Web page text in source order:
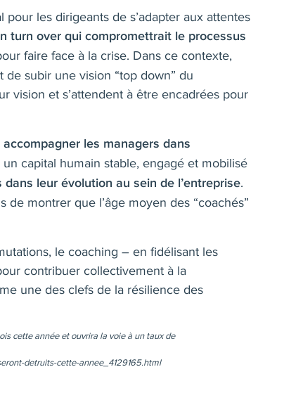
les dirigeants de s’adapter aux attentes
turn over qui compromettrait le processus
faire face à la crise. Dans ce contexte,
de subir une vision “top down” du
vision et s’attendent à être encadrées pour
accompagner les managers dans
capital humain stable, engagé et mobilisé
leur évolution au sein de l’entreprise.
montrer que l’âge moyen des “coachés”
le coaching – en fidélisant les
contribuer collectivement à la
une des clefs de la résilience des
cette année et ouvrira la voie à un taux de
detruits-cette-annee_4129165.html